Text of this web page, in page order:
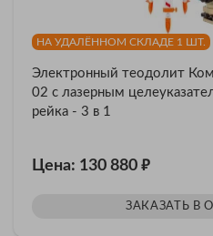
НА УДАЛЁННОМ СКЛАДЕ 1 ШТ.
Электронный теодолит
02 с лазерным
рейка - 3 в 1
Цена: 130 880 ₽
ЗАКАЗАТЬ В